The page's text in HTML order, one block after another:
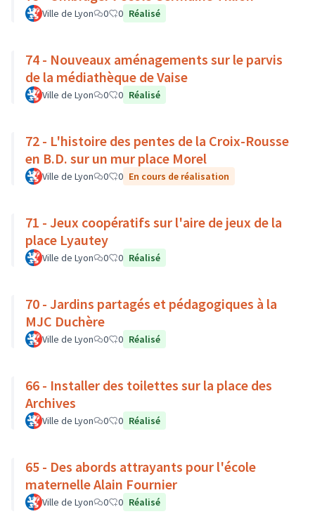
Ville de Lyon 0 0 Réalisé
74 - Nouveaux aménagements sur le parvis
de la médiathèque de Vaise
Ville de Lyon 0 0 Réalisé
72 - L'histoire des pentes de la Croix-Rousse
en B.D. sur un mur place Morel
Ville de Lyon 0 0 En cours de réalisation
71 - Jeux coopératifs sur l'aire de jeux de la
place Lyautey
Ville de Lyon 0 0 Réalisé
70 - Jardins partagés et pédagogiques à la
MJC Duchère
Ville de Lyon 0 0 Réalisé
66 - Installer des toilettes sur la place des
Archives
Ville de Lyon 0 0 Réalisé
65 - Des abords attrayants pour l'école
maternelle Alain Fournier
Ville de Lyon 0 0 Réalisé